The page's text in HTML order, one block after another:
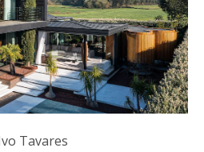
Tavares